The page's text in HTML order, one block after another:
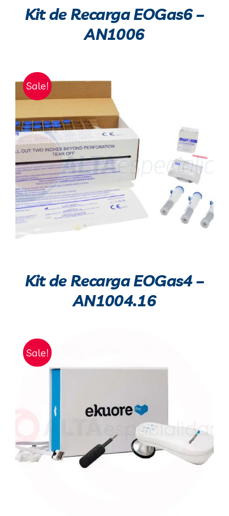
Kit de Recarga EOGas6 –
AN1006
Sale!
Kit de Recarga EOGas4 –
AN1004.16
Sale!